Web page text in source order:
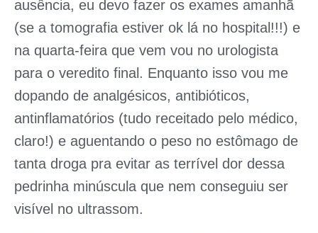
ausência, eu devo fazer os exames amanhã
(se a tomografia estiver ok lá no hospital!!!) e
na quarta-feira que vem vou no urologista
para o veredito final. Enquanto isso vou me
dopando de analgésicos, antibióticos,
antinflamatórios (tudo receitado pelo médico,
claro!) e aguentando o peso no estômago de
tanta droga pra evitar as terrível dor dessa
pedrinha minúscula que nem conseguiu ser
visível no ultrassom.